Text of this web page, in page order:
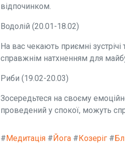
відпочинком.
Водолій (20.01-18.02)
На вас чекають приємні
справжнім натхненням для
Риби (19.02-20.03)
Зосередьтеся на своєму
проведений у спокої, можуть
# Медитація # Йога # Козеріг #